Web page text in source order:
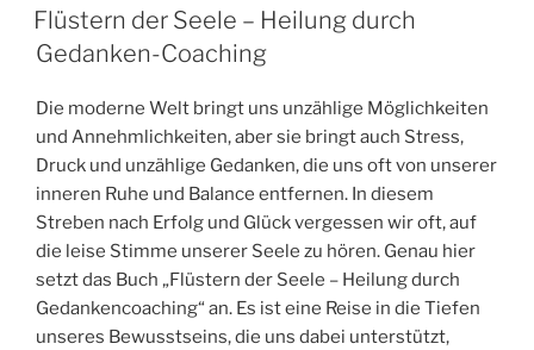
AM
Flüstern der Seele – Heilung durch
Gedanken-Coaching
Die moderne Welt bringt uns unzählige Möglichkeiten
und Annehmlichkeiten, aber sie bringt auch Stress,
Druck und unzählige Gedanken, die uns oft von unserer
inneren Ruhe und Balance entfernen. In diesem
Streben nach Erfolg und Glück vergessen wir oft, auf
die leise Stimme unserer Seele zu hören. Genau hier
setzt das Buch „Flüstern der Seele – Heilung durch
Gedankencoaching“ an. Es ist eine Reise in die Tiefen
unseres Bewusstseins, die uns dabei unterstützt,